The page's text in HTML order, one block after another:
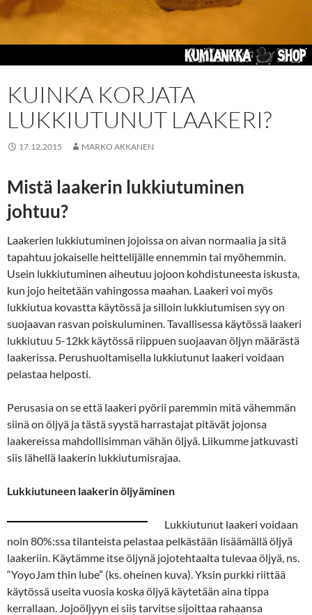
KUINKA KORJATA
LUKKIUTUNUT LAAKERI?
17.12.2015 MARKO AKKANEN
Mistä laakerin lukkiutuminen
johtuu?
Laakerien lukkiutuminen jojoissa on aivan normaalia ja sitä
tapahtuu jokaiselle heittelijälle ennemmin tai myöhemmin.
Usein lukkiutuminen aiheutuu jojoon kohdistuneesta iskusta,
kun jojo heitetään vahingossa maahan. Laakeri voi myös
lukkiutua kovastta käytössä ja silloin lukkiutumisen syy on
suojaavan rasvan poiskuluminen. Tavallisessa käytössä laakeri
lukkiutuu 5-12kk käytössä riippuen suojaavan öljyn määrästä
laakerissa. Perushuoltamisella lukkiutunut laakeri voidaan
pelastaa helposti.
Perusasia on se että laakeri pyörii paremmin mitä vähemmän
siinä on öljyä ja tästä syystä harrastajat pitävät jojonsa
laakereissa mahdollisimman vähän öljyä. Liikumme jatkuvasti
siis lähellä laakerin lukkiutumisrajaa.
Lukkiutuneen laakerin öljyäminen
Lukkiutunut laakeri voidaan
noin 80%:ssa tilanteista pelastaa pelkästään lisäämällä öljyä
laakeriin. Käytämme itse öljynä jojotehtaalta tulevaa öljyä, ns.
“YoyoJam thin lube” (ks. oheinen kuva). Yksin purkki riittää
käytössä useita vuosia koska öljyä käytetään aina tippa
kerrallaan. Jojoöljyyn ei siis tarvitse sijoittaa rahaansa